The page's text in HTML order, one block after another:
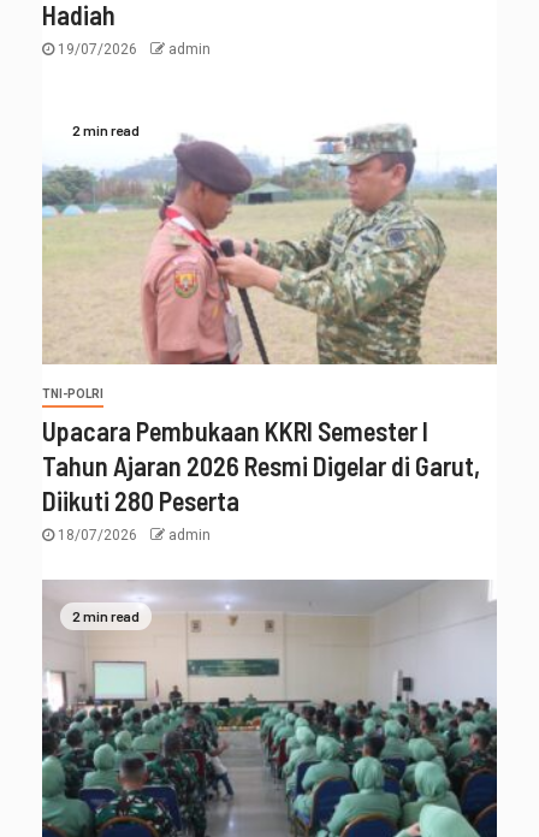
Hadiah
19/07/2026 admin
2 min read
TNI-POLRI
Upacara Pembukaan KKRI Semester I
Tahun Ajaran 2026 Resmi Digelar di Garut,
Diikuti 280 Peserta
18/07/2026 admin
2 min read